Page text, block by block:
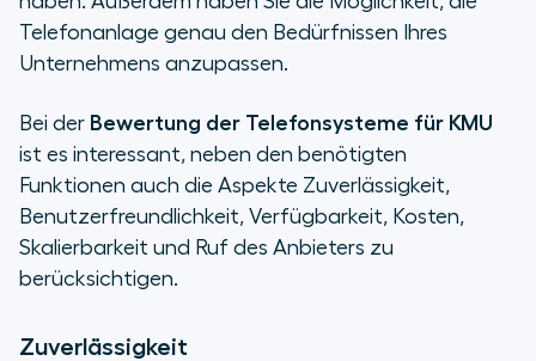
Telefonanlage genau den Bedürfnissen Ihres
Unternehmens anzupassen.
Bei der Bewertung der Telefonsysteme für KMU
ist es interessant, neben den benötigten
Funktionen auch die Aspekte Zuverlässigkeit,
Benutzerfreundlichkeit, Verfügbarkeit, Kosten,
Skalierbarkeit und Ruf des Anbieters zu
berücksichtigen.
Zuverlässigkeit